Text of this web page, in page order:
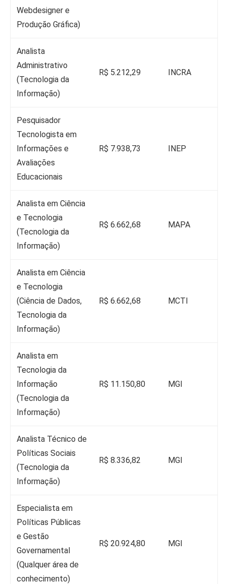
Webdesigner e
Produção Gráfica)
Analista
Administrativo
(Tecnologia da
Informação)
R$ 5.212,29 INCRA
Pesquisador
Tecnologista em
Informações e
Avaliações
Educacionais
R$ 7.938,73 INEP
Analista em Ciência
e Tecnologia
(Tecnologia da
Informação)
R$ 6.662,68 MAPA
Analista em Ciência
e Tecnologia
(Ciência de Dados,
Tecnologia da
Informação)
R$ 6.662,68 MCTI
Analista em
Tecnologia da
Informação
(Tecnologia da
Informação)
R$ 11.150,80 MGI
Analista Técnico de
Políticas Sociais
(Tecnologia da
Informação)
R$ 8.336,82 MGI
Especialista em
Políticas Públicas
e Gestão
Governamental
(Qualquer área de
conhecimento)
R$ 20.924,80 MGI